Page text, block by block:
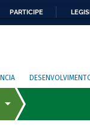
PARTICIPE